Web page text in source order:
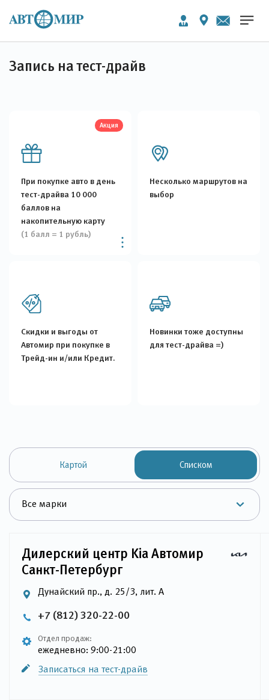
Запись на тест-драйв
Несколько маршрутов на
выбор
Акция
При покупке авто в день
тест-драйва 10 000
баллов на
накопительную карту
(1 балл = 1 рубль)
Скидки и выгоды от
Автомир при покупке в
Трейд-ин и/или Кредит.
Новинки тоже доступны
для тест-драйва =)
Картой Списком
Дилерский центр Kia Автомир
Санкт-Петербург
Дунайский пр., д. 25/3, лит. А
+7 (812) 320-22-00
Отдел продаж:
ежедневно: 9:00-21:00
Записаться на тест-драйв